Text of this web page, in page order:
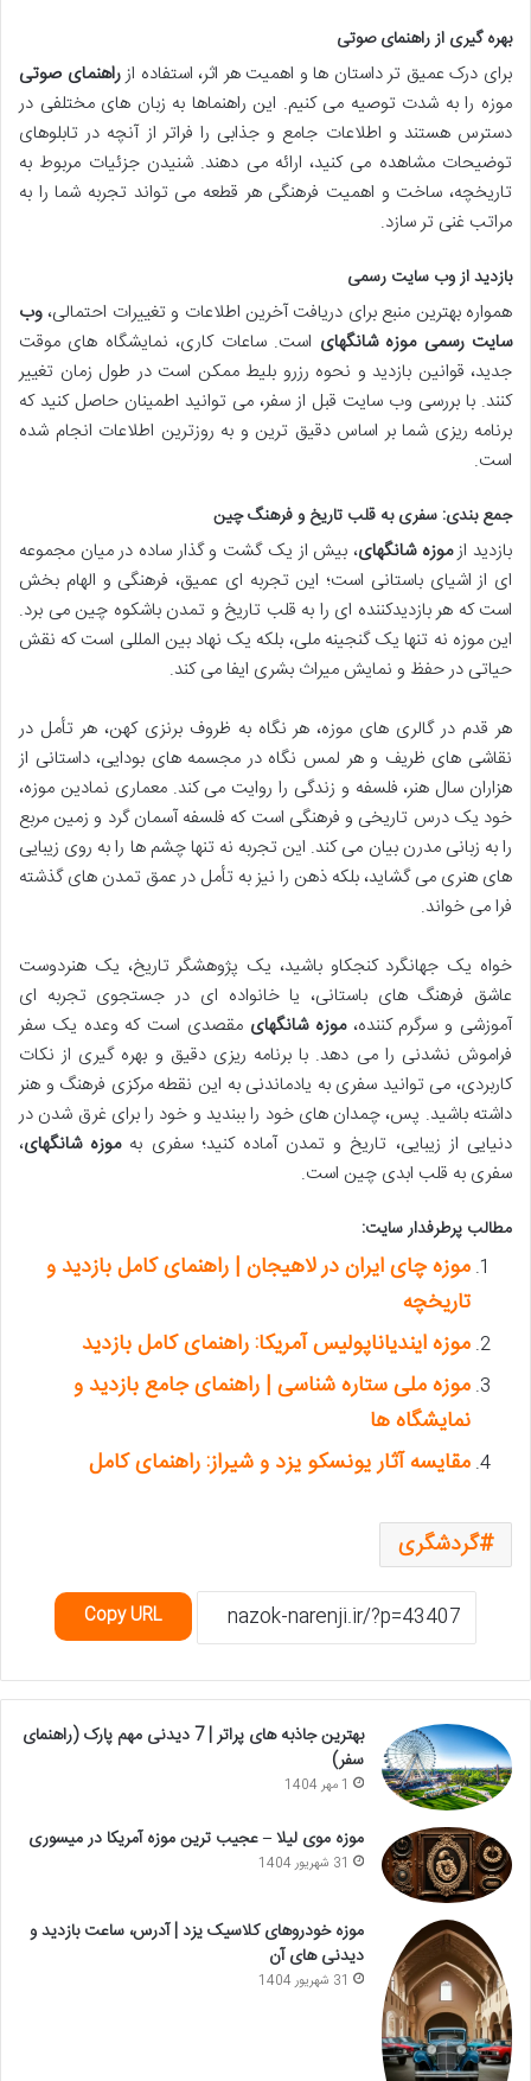
بهره گیری از راهنمای صوتی
برای درک عمیق تر داستان ها و اهمیت هر اثر، استفاده ازراهنمای صوتی
موزه را به شدت توصیه می کنیم. این راهنماها به زبان های مختلفی در
دسترس هستند و اطلاعات جامع و جذابی را فراتر از آنچه در تابلوهای
توضیحات مشاهده می کنید، ارائه می دهند. شنیدن جزئیات مربوط به
تاریخچه، ساخت و اهمیت فرهنگی هر قطعه می تواند تجربه شما را به
مراتب غنی تر سازد.
بازدید از وب سایت رسمی
همواره بهترین منبع برای دریافت آخرین اطلاعات و تغییرات احتمالی، وب
سایت رسمی موزه شانگهای است. ساعات کاری، نمایشگاه های موقت
جدید، قوانین بازدید و نحوه رزرو بلیط ممکن است در طول زمان تغییر
کنند. با بررسی وب سایت قبل از سفر، می توانید اطمینان حاصل کنید که
برنامه ریزی شما بر اساس دقیق ترین و به روزترین اطلاعات انجام شده
است.
جمع بندی: سفری به قلب تاریخ و فرهنگ چین
بازدید ازموزه شانگهای، بیش از یک گشت و گذار ساده در میان مجموعه
ای از اشیای باستانی است؛ این تجربه ای عمیق، فرهنگی و الهام بخش
است که هر بازدیدکننده ای را به قلب تاریخ و تمدن باشکوه چین می برد.
این موزه نه تنها یک گنجینه ملی، بلکه یک نهاد بین المللی است که نقش
حیاتی در حفظ و نمایش میراث بشری ایفا می کند.
هر قدم در گالری های موزه، هر نگاه به ظروف برنزی کهن، هر تأمل در
نقاشی های ظریف و هر لمس نگاه در مجسمه های بودایی، داستانی از
هزاران سال هنر، فلسفه و زندگی را روایت می کند. معماری نمادین موزه،
خود یک درس تاریخی و فرهنگی است که فلسفه آسمان گرد و زمین مربع
را به زبانی مدرن بیان می کند. این تجربه نه تنها چشم ها را به روی زیبایی
های هنری می گشاید، بلکه ذهن را نیز به تأمل در عمق تمدن های گذشته
فرا می خواند.
خواه یک جهانگرد کنجکاو باشید، یک پژوهشگر تاریخ، یک هنردوست
عاشق فرهنگ های باستانی، یا خانواده ای در جستجوی تجربه ای
آموزشی و سرگرم کننده،موزه شانگهای مقصدی است که وعده یک سفر
فراموش نشدنی را می دهد. با برنامه ریزی دقیق و بهره گیری از نکات
کاربردی، می توانید سفری به یادماندنی به این نقطه مرکزی فرهنگ و هنر
داشته باشید. پس، چمدان های خود را ببندید و خود را برای غرق شدن در
دنیایی از زیبایی، تاریخ و تمدن آماده کنید؛ سفری بهموزه شانگهای،
سفری به قلب ابدی چین است.
مطالب پرطرفدار سایت:
موزه چای ایران در لاهیجان | راهنمای کامل بازدید و
تاریخچه
موزه ایندیاناپولیس آمریکا: راهنمای کامل بازدید
موزه ملی ستاره شناسی | راهنمای جامع بازدید و
نمایشگاه ها
مقایسه آثار یونسکو یزد و شیراز: راهنمای کامل
گردشگری
Copy URL
بهترین جاذبه های پراتر | 7 دیدنی مهم پارک (راهنمای
سفر)
1 مهر 1404
موزه موی لیلا – عجیب ترین موزه آمریکا در میسوری
31 شهریور 1404
موزه خودروهای کلاسیک یزد | آدرس، ساعت بازدید و
دیدنی های آن
31 شهریور 1404